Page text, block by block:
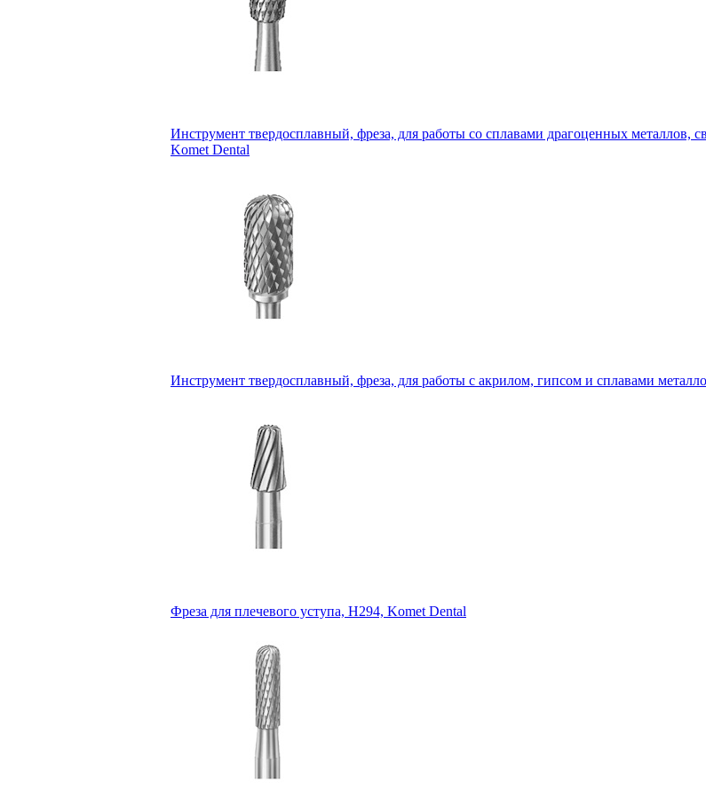
Инструмент твердосплавный, фреза, для работы со сплавами драгоценных металлов,
Komet Dental
Инструмент твердосплавный, фреза, для работы с акрилом, гипсом и сплавами
Фреза для плечевого уступа, H294, Komet Dental